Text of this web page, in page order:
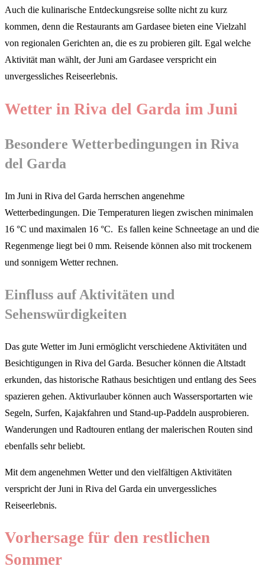
Auch die kulinarische Entdeckungsreise sollte nicht zu kurz
kommen, denn die Restaurants am Gardasee bieten eine Vielzahl
von regionalen Gerichten an, die es zu probieren gilt. Egal welche
Aktivität man wählt, der Juni am Gardasee verspricht ein
unvergessliches Reiseerlebnis.
Wetter in Riva del Garda im Juni
Besondere Wetterbedingungen in Riva
del Garda
Im Juni in Riva del Garda herrschen angenehme
Wetterbedingungen. Die Temperaturen liegen zwischen minimalen
16 °C und maximalen 16 °C. Es fallen keine Schneetage an und die
Regenmenge liegt bei 0 mm. Reisende können also mit trockenem
und sonnigem Wetter rechnen.
Einfluss auf Aktivitäten und
Sehenswürdigkeiten
Das gute Wetter im Juni ermöglicht verschiedene Aktivitäten und
Besichtigungen in Riva del Garda. Besucher können die Altstadt
erkunden, das historische Rathaus besichtigen und entlang des Sees
spazieren gehen. Aktivurlauber können auch Wassersportarten wie
Segeln, Surfen, Kajakfahren und Stand-up-Paddeln ausprobieren.
Wanderungen und Radtouren entlang der malerischen Routen sind
ebenfalls sehr beliebt.
Mit dem angenehmen Wetter und den vielfältigen Aktivitäten
verspricht der Juni in Riva del Garda ein unvergessliches
Reiseerlebnis.
Vorhersage für den restlichen
Sommer